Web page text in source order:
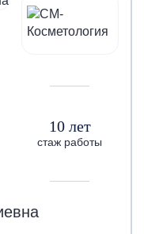
10 лет
стаж работы